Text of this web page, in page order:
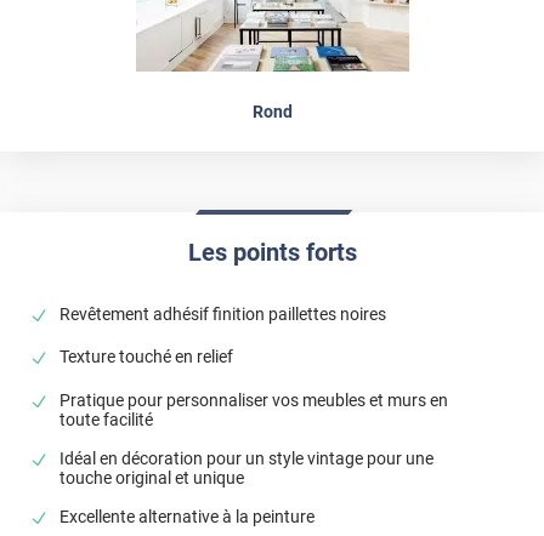
Rond
Les points forts
Revêtement adhésif finition paillettes noires
Texture touché en relief
Pratique pour personnaliser vos meubles et murs en
toute facilité
Idéal en décoration pour un style vintage pour une
touche original et unique
Excellente alternative à la peinture